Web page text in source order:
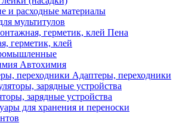
и расходные материалы
мультитулов
Пена
герметик, клей
Автохимия
Адаптеры, переходники
зарядные устройства